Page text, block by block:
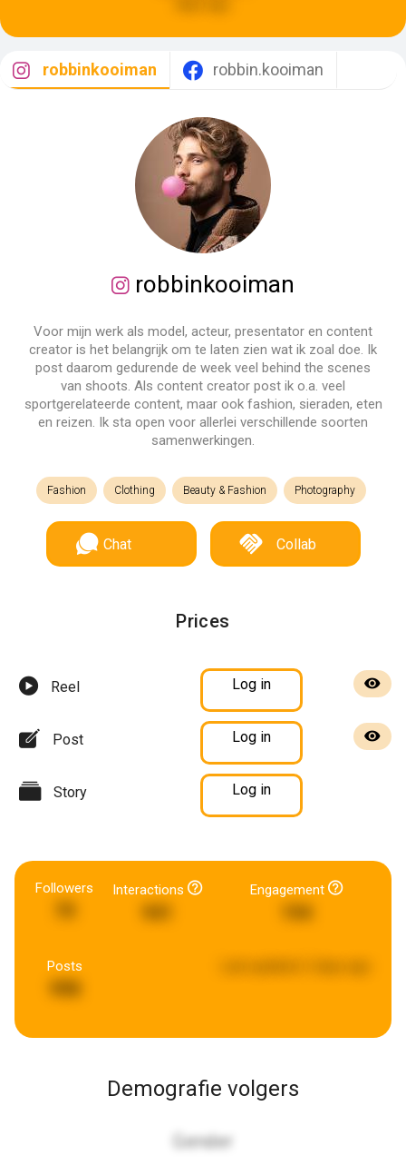
robbinkooiman robbin.kooiman
robbinkooiman
Voor mijn werk als model, acteur, presentator en content
creator is het belangrijk om te laten zien wat ik zoal doe. Ik
post daarom gedurende de week veel behind the scenes
van shoots. Als content creator post ik o.a. veel
sportgerelateerde content, maar ook fashion, sieraden, eten
en reizen. Ik sta open voor allerlei verschillende soorten
samenwerkingen.
Fashion Clothing Beauty & Fashion Photography
Chat Collab
Prices
Reel Log in
Post Log in
Story Log in
Followers Interactions Engagement
Posts
Demografie volgers
Gender